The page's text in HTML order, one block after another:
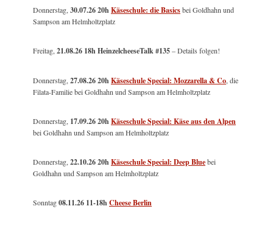
Donnerstag,30.07.26 20hKäseschule: die Basicsbei Goldhahn und
Sampson am Helmholtzplatz
Freitag,21.08.26 18h HeinzelcheeseTalk #135– Details folgen!
Donnerstag,27.08.26 20hKäseschule Special: Mozzarella & Co, die
Filata-Familie bei Goldhahn und Sampson am Helmholtzplatz
Donnerstag, 17.09.26 20hKäseschule Special: Käse aus den Alpen
bei Goldhahn und Sampson am Helmholtzplatz
Donnerstag,22.10.26 20hKäseschule Special: Deep Bluebei
Goldhahn und Sampson am Helmholtzplatz
Sonntag08.11.26 11-18hCheese Berlin